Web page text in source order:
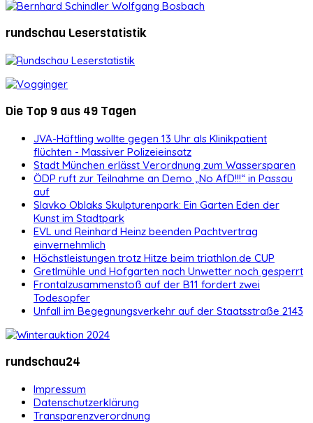
rundschau Leserstatistik
Die Top 9 aus 49 Tagen
JVA-Häftling wollte gegen 13 Uhr als Klinikpatient
flüchten - Massiver Polizeieinsatz
Stadt München erlässt Verordnung zum Wassersparen
ÖDP ruft zur Teilnahme an Demo „No AfD!!!“ in Passau
auf
Slavko Oblaks Skulpturenpark: Ein Garten Eden der
Kunst im Stadtpark
EVL und Reinhard Heinz beenden Pachtvertrag
einvernehmlich
Höchstleistungen trotz Hitze beim triathlon.de CUP
Gretlmühle und Hofgarten nach Unwetter noch gesperrt
Frontalzusammenstoß auf der B11 fordert zwei
Todesopfer
Unfall im Begegnungsverkehr auf der Staatsstraße 2143
rundschau24
Impressum
Datenschutzerklärung
Transparenzverordnung